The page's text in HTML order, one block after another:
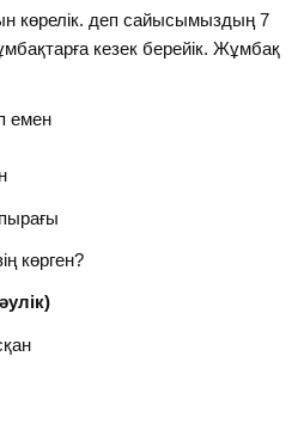
көрелік. деп сайысымыздың 7
кезек берейік. Жұмбақ
емен
көрген?